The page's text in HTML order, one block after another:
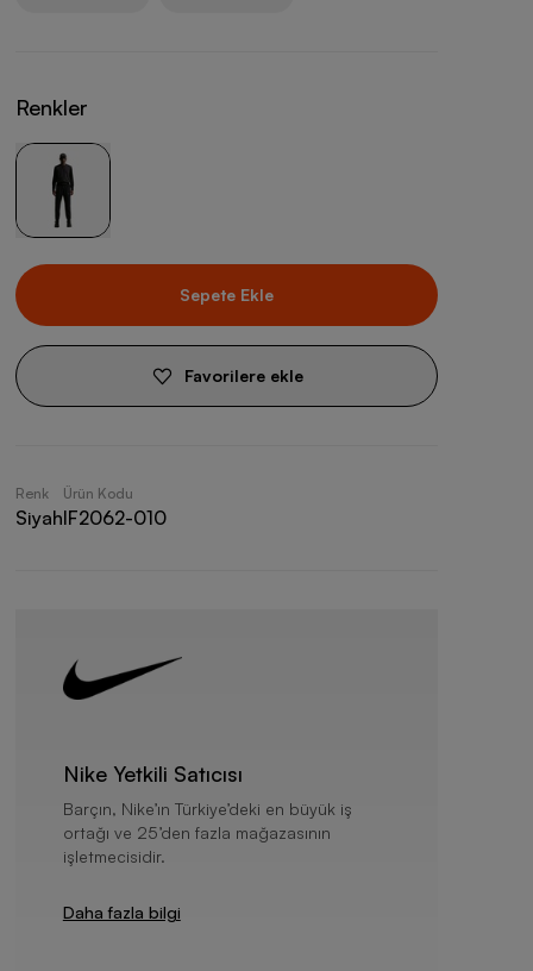
Renkler
Sepete Ekle
Favorilere ekle
Renk
Siyah
Ürün Kodu
IF2062-010
Nike Yetkili Satıcısı
Barçın, Nike’ın Türkiye’deki en büyük iş
ortağı ve 25’den fazla mağazasının
işletmecisidir.
Daha fazla bilgi